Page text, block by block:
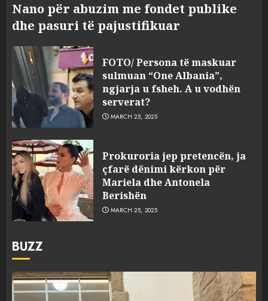
Nano për abuzim me fondet publike
dhe pasuri të pajustifikuar
FOTO/ Persona të maskuar
sulmuan “One Albania”,
ngjarja u fsheh. A u vodhën
serverat?
MARCH 25, 2025
Prokuroria jep pretencën, ja
çfarë dënimi kërkon për
Mariela dhe Antonela
Berishën
MARCH 25, 2025
BUZZ